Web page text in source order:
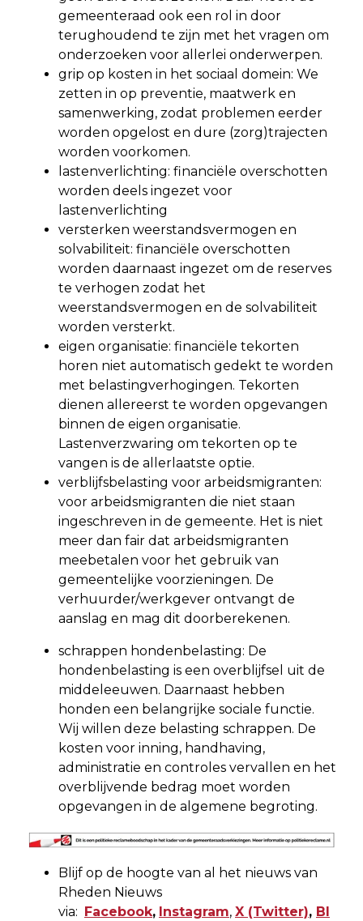
gemeenteraad ook een rol in door
terughoudend te zijn met het vragen om
onderzoeken voor allerlei onderwerpen.
grip op kosten in het sociaal domein: We
zetten in op preventie, maatwerk en
samenwerking, zodat problemen eerder
worden opgelost en dure (zorg)trajecten
worden voorkomen.
lastenverlichting: financiële overschotten
worden deels ingezet voor
lastenverlichting
versterken weerstandsvermogen en
solvabiliteit: financiële overschotten
worden daarnaast ingezet om de reserves
te verhogen zodat het
weerstandsvermogen en de solvabiliteit
worden versterkt.
eigen organisatie: financiële tekorten
horen niet automatisch gedekt te worden
met belastingverhogingen. Tekorten
dienen allereerst te worden opgevangen
binnen de eigen organisatie.
Lastenverzwaring om tekorten op te
vangen is de allerlaatste optie.
verblijfsbelasting voor arbeidsmigranten:
voor arbeidsmigranten die niet staan
ingeschreven in de gemeente. Het is niet
meer dan fair dat arbeidsmigranten
meebetalen voor het gebruik van
gemeentelijke voorzieningen. De
verhuurder/werkgever ontvangt de
aanslag en mag dit doorberekenen.
schrappen hondenbelasting: De
hondenbelasting is een overblijfsel uit de
middeleeuwen. Daarnaast hebben
honden een belangrijke sociale functie.
Wij willen deze belasting schrappen. De
kosten voor inning, handhaving,
administratie en controles vervallen en het
overblijvende bedrag moet worden
opgevangen in de algemene begroting.
Blijf op de hoogte van al het nieuws van
Rheden Nieuws
via: Facebook, Instagram, X (Twitter), Bl